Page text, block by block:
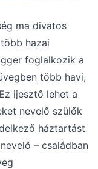
ma divatos
hazai
foglalkozik a
több havi,
ijesztő lehet a
nevelő szülők
háztartást
– családban